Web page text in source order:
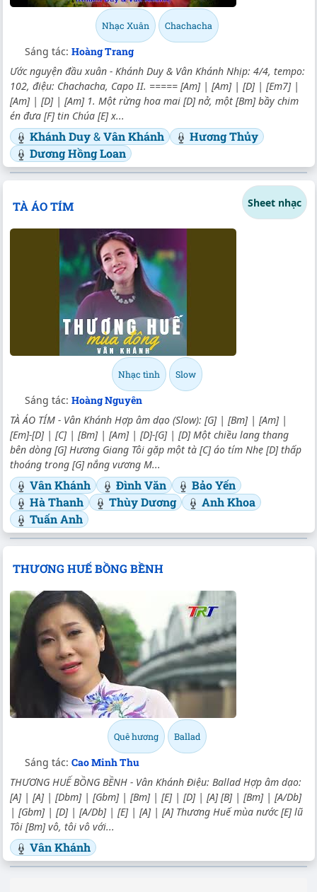
Nhạc Xuân Chachacha
Sáng tác: Hoàng Trang
Ước nguyện đầu xuân - Khánh Duy & Vân Khánh Nhịp: 4/4, tempo:
102, điệu: Chachacha, Capo II. ===== [Am] | [Am] | [D] | [Em7] |
[Am] | [D] | [Am] 1. Một rừng hoa mai [D] nở, một [Bm] bầy chim
én đưa [F] tin Chúa [E] x...
Khánh Duy&Vân Khánh
Hương Thủy
Dương Hồng Loan
TÀ ÁO TÍM Sheet nhạc
Nhạc tình Slow
Sáng tác: Hoàng Nguyên
TÀ ÁO TÍM - Vân Khánh Hợp âm dạo (Slow): [G] | [Bm] | [Am] |
[Em]-[D] | [C] | [Bm] | [Am] | [D]-[G] | [D] Một chiều lang thang
bên dòng [G] Hương Giang Tôi gặp một tà [C] áo tím Nhẹ [D] thấp
thoáng trong [G] nắng vương M...
Vân Khánh Đình Văn
Bảo Yến
Hà Thanh
Thùy Dương
Anh Khoa
Tuấn Anh
THƯƠNG HUẾ BỒNG BỀNH
Quê hương Ballad
Sáng tác: Cao Minh Thu
THƯƠNG HUẾ BỒNG BỀNH - Vân Khánh Điệu: Ballad Hợp âm dạo:
[A] | [A] | [Dbm] | [Gbm] | [Bm] | [E] | [D] | [A] [B] | [Bm] | [A/Db]
| [Gbm] | [D] | [A/Db] | [E] | [A] | [A] Thương Huế mùa nước [E] lũ
Tôi [Bm] vô, tôi vô với...
Vân Khánh